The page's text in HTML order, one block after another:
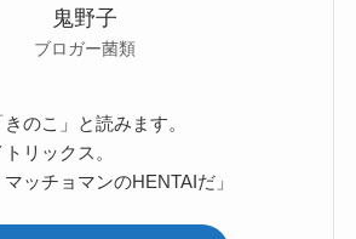
鬼野子
ブロガー菌類
のこ」と読みます。
リックス。
マッチョマンのHENTAIだ」